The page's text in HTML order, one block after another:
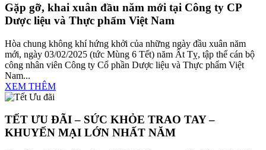
Gặp gỡ, khai xuân đầu năm mới tại Công ty CP
Dược liệu và Thực phẩm Việt Nam
Hòa chung không khí hứng khởi của những ngày đầu xuân năm
mới, ngày 03/02/2025 (tức Mùng 6 Tết) năm Ất Tỵ, tập thể cán bộ
công nhân viên Công ty Cổ phần Dược liệu và Thực phẩm Việt
Nam...
XEM THÊM
TẾT ƯU ĐÃI – SỨC KHỎE TRAO TAY –
KHUYẾN MẠI LỚN NHẤT NĂM